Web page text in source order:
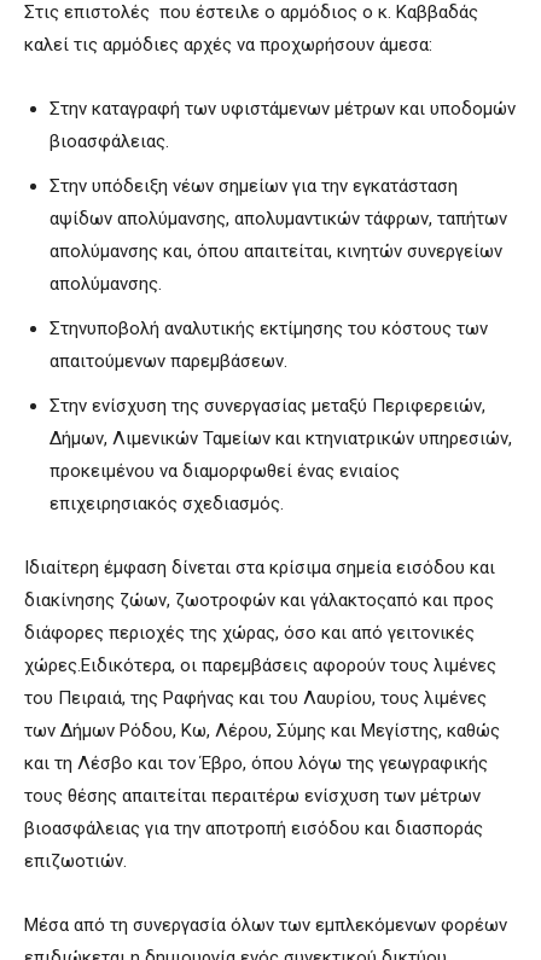
Στις επιστολές που έστειλε ο αρμόδιος ο κ. Καββαδάς
καλεί τις αρμόδιες αρχές να προχωρήσουν άμεσα:
Στην καταγραφή των υφιστάμενων μέτρων και υποδομών
βιοασφάλειας.
Στην υπόδειξη νέων σημείων για την εγκατάσταση
αψίδων απολύμανσης, απολυμαντικών τάφρων, ταπήτων
απολύμανσης και, όπου απαιτείται, κινητών συνεργείων
απολύμανσης.
Στηνυποβολή αναλυτικής εκτίμησης του κόστους των
απαιτούμενων παρεμβάσεων.
Στην ενίσχυση της συνεργασίας μεταξύ Περιφερειών,
Δήμων, Λιμενικών Ταμείων και κτηνιατρικών υπηρεσιών,
προκειμένου να διαμορφωθεί ένας ενιαίος
επιχειρησιακός σχεδιασμός.
Ιδιαίτερη έμφαση δίνεται στα κρίσιμα σημεία εισόδου και
διακίνησης ζώων, ζωοτροφών και γάλακτοςαπό και προς
διάφορες περιοχές της χώρας, όσο και από γειτονικές
χώρες.Ειδικότερα, οι παρεμβάσεις αφορούν τους λιμένες
του Πειραιά, της Ραφήνας και του Λαυρίου, τους λιμένες
των Δήμων Ρόδου, Κω, Λέρου, Σύμης και Μεγίστης, καθώς
και τη Λέσβο και τον Έβρο, όπου λόγω της γεωγραφικής
τους θέσης απαιτείται περαιτέρω ενίσχυση των μέτρων
βιοασφάλειας για την αποτροπή εισόδου και διασποράς
επιζωοτιών.
Μέσα από τη συνεργασία όλων των εμπλεκόμενων φορέων